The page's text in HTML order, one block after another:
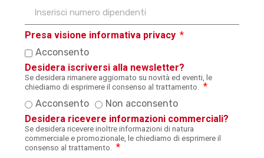
Presa visione informativa privacy
Acconsento
Desidera iscriversi alla newsletter?
Se desidera rimanere aggiornato su novità ed eventi, le
chiediamo di esprimere il consenso al trattamento.
Acconsento
Non acconsento
Desidera ricevere informazioni commerciali?
Se desidera ricevere inoltre informazioni di natura
commerciale e promozionale, le chiediamo di esprimere il
consenso al trattamento.